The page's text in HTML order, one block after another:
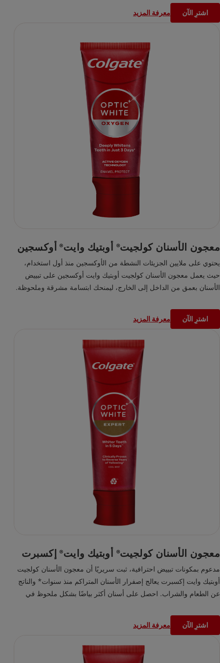
بشكل ملحوظ خلال أسبوع واحد فقط*.
من الاستخدام مرتين يوميًا
اشترِ الآن معرفة المزيد
معجون الأسنان كولجيت® أوبتيك وايت®أوكسجين
يحتوي على ملايين الجزيئات النشطة من الأوكسجين منذ أول استخدام،
حيث يعمل معجون الأسنان كولجيت أوبتيك وايت أوكسجين على تبييض
الأسنان بعمق من الداخل إلى الخارج، ليمنحك ابتسامة مشرقة وملحوظة.
فقط، كل هذا مع الحفاظ على طبقة المينا.
**يزيل البقع الناتجة عن الطعام والشراب
اشترِ الآن معرفة المزيد
معجون الأسنان كولجيت® أوبتيك وايت®إكسبرت
مدعوم بمكونات تبييض احترافية، ثبت سريريًا أن معجون الأسنان كولجيت
أوبتيك وايت إكسبرت يعالج إصفرار الأسنان المتراكم منذ سنوات* والناتج
عن الطعام والشراب. احصل على أسنان أكثر بياضًا بشكل ملحوظ في
*بُقع ناتجة عن الطعام والشراب، مع الاستخدام اليومي
**الاستخدام حسب الإرشادات
اشترِ الآن معرفة المزيد